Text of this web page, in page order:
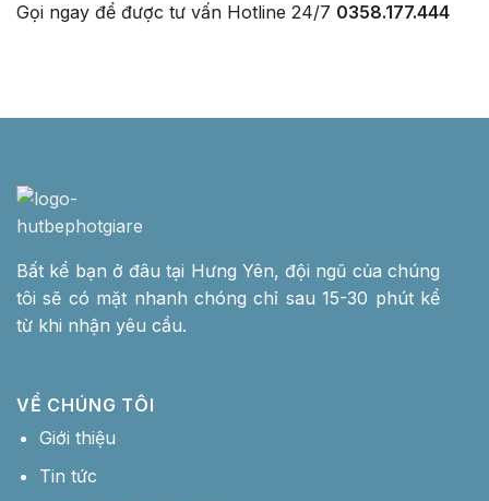
Gọi ngay để được tư vấn Hotline 24/7 0358.177.444
Bất kể bạn ở đâu tại Hưng Yên, đội ngũ của chúng
tôi sẽ có mặt nhanh chóng chỉ sau 15-30 phút kể
từ khi nhận yêu cầu.
VỀ CHÚNG TÔI
Giới thiệu
Tin tức